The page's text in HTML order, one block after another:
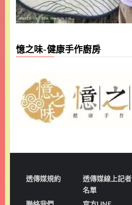
憶之味-健康手作廚房
透傳媒規約
透傳媒線上記者
名單